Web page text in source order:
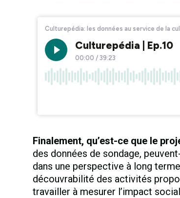
Finalement, qu’est-ce que le
des données de sondage,
dans une perspective à long
découvrabilité des activités
travailler à mesurer l’impact